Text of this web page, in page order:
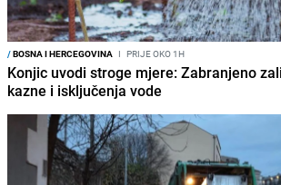
/BOSNA I HERCEGOVINA I PRIJE OKO 1H
Konjic uvodi stroge mjere: Zabranjeno
kazne i isključenja vode